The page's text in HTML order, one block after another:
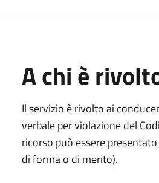
A chi è
Il servizio è rivolto ai
verbale per violazione del
ricorso può essere
di forma o di merito).